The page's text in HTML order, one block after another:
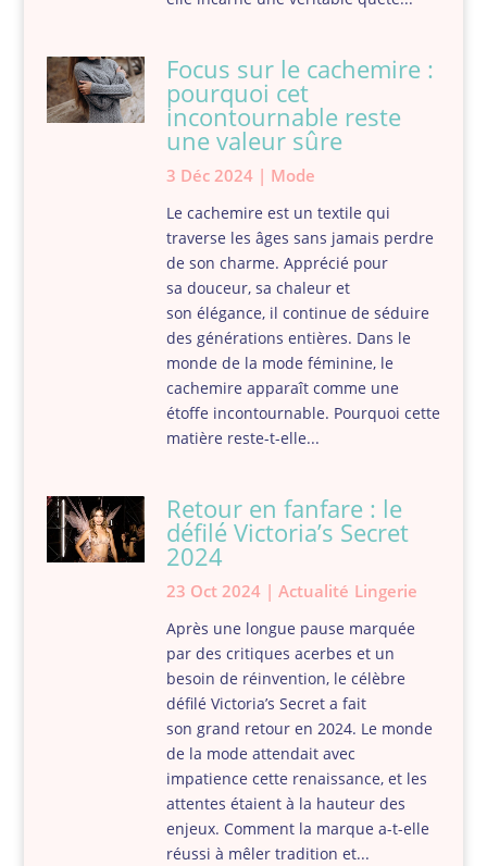
Focus sur le cachemire :
pourquoi cet
incontournable reste
une valeur sûre
3 Déc 2024 | Mode
Le cachemire est un textile qui
traverse les âges sans jamais perdre
de son charme. Apprécié pour
sa douceur, sa chaleur et
son élégance, il continue de séduire
des générations entières. Dans le
monde de la mode féminine, le
cachemire apparaît comme une
étoffe incontournable. Pourquoi cette
matière reste-t-elle...
Retour en fanfare : le
défilé Victoria’s Secret
2024
23 Oct 2024 |Actualité Lingerie
Après une longue pause marquée
par des critiques acerbes et un
besoin de réinvention, le célèbre
défilé Victoria’s Secret a fait
son grand retour en 2024. Le monde
de la mode attendait avec
impatience cette renaissance, et les
attentes étaient à la hauteur des
enjeux. Comment la marque a-t-elle
réussi à mêler tradition et...